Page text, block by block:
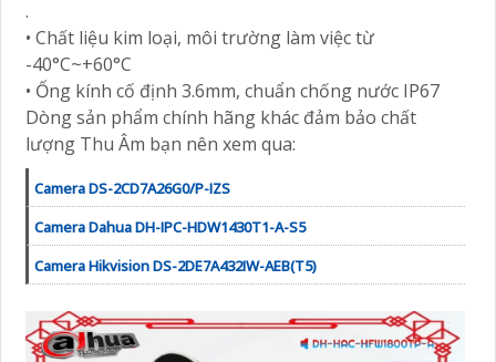
.
• Chất liệu kim loại, môi trường làm việc từ
-40°C~+60°C
• Ống kính cố định 3.6mm, chuẩn chống nước IP67
Dòng sản phẩm chính hãng khác đảm bảo chất
lượng Thu Âm bạn nên xem qua:
Camera DS-2CD7A26G0/P-IZS
Camera Dahua DH-IPC-HDW1430T1-A-S5
Camera Hikvision DS-2DE7A432IW-AEB(T5)